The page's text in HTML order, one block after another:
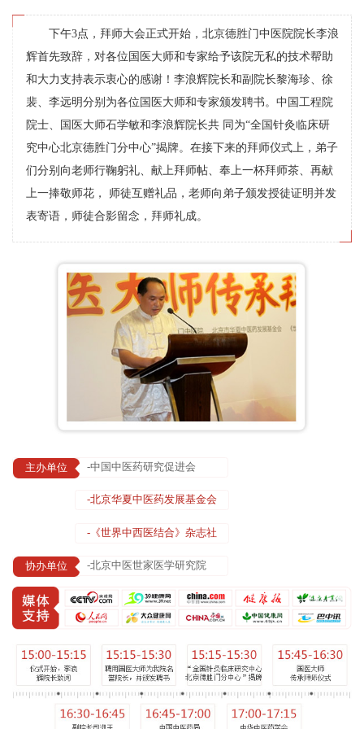
下午3点，拜师大会正式开始，北京德胜门中医院院长李浪
辉首先致辞，对各位国医大师和专家给予该院无私的技术帮助
和大力支持表示衷心的感谢！李浪辉院长和副院长黎海珍、徐
裴、李远明分别为各位国医大师和专家颁发聘书。中国工程院
院士、国医大师石学敏和李浪辉院长共 同为“全国针灸临床研
究中心北京德胜门分中心”揭牌。在接下来的拜师仪式上，弟子
们分别向老师行鞠躬礼、献上拜师帖、奉上一杯拜师茶、再献
上一捧敬师花， 师徒互赠礼品，老师向弟子颁发授徒证明并发
表寄语，师徒合影留念，拜师礼成。
主办单位 -中国中医药研究促进会
-北京华夏中医药发展基金会
-《世界中西医结合》杂志社
协办单位 -北京中医世家医学研究院